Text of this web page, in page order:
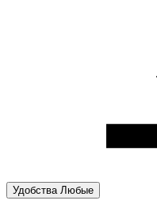
Удобства Любые